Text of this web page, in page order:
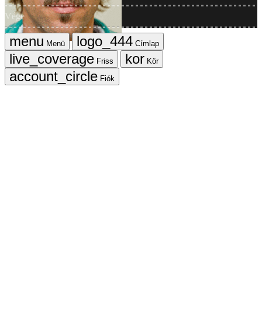
Vége
Menü
Címlap
Friss
Kör
Fiók